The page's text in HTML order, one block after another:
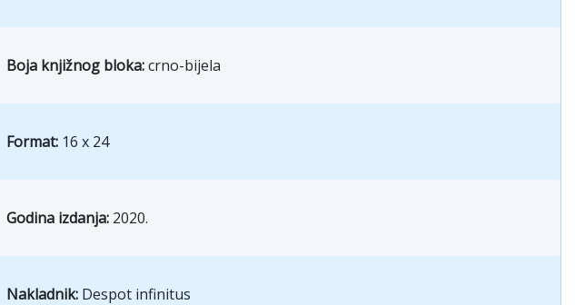
Boja knjižnog bloka:crno-bijela
Format: 16 x 24
Godina izdanja: 2020.
Nakladnik: Despot infinitus